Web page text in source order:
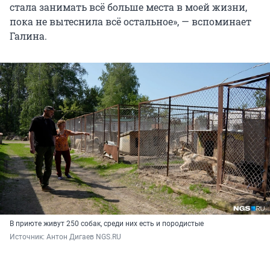
стала занимать всё больше места в моей жизни,
пока не вытеснила всё остальное», — вспоминает
Галина.
В приюте живут 250 собак, среди них есть и породистые
Источник: Антон Дигаев NGS.RU